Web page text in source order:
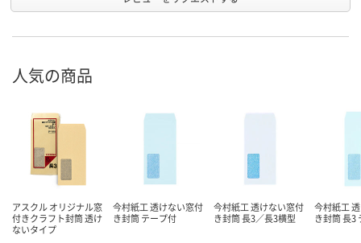
人気の商品
アスクル オリジナル窓
付きクラフト封筒 透け
ないタイプ
今村紙工 透けない窓付
き封筒 テープ付
今村紙工 透けない窓付
き封筒 長3／長3横型
今村紙工
き封筒 長3